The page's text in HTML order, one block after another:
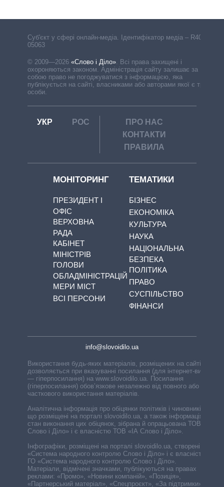
Cуб'єкт у сфері онлайн-медіа. Ідентифікатор медіа – R40-
05063
© 2009—2026 «Слово і Діло». Всі права захищені і
охороняються законом. Адміністрація сайту залишає за
собою право не погоджуватися з інформацією, яка
публікується на сайті, власниками або авторами якої є треті
особи.
УКР РОС
ПРО НАС
КОНТАКТИ
ПРАВИЛА
МОНІТОРИНГ
ПРЕЗИДЕНТ І
ОФІС
ВЕРХОВНА
РАДА
КАБІНЕТ
МІНІСТРІВ
ГОЛОВИ
ОБЛАДМІНІСТРАЦІЙ
МЕРИ МІСТ
ВСІ ПЕРСОНИ
ТЕМАТИКИ
БІЗНЕС
ЕКОНОМІКА
КУЛЬТУРА
НАУКА
НАЦІОНАЛЬНА
БЕЗПЕКА
ПОЛІТИКА
ПРАВО
СУСПІЛЬСТВО
ФІНАНСИ
info@slovoidilo.ua
Використання будь-яких матеріалів, розміщених на сайті,
дозволяється при вказуванні посилання (для інтернет-видань
— гіперпосилання) на www.slovoidilo.ua. Посилання
(гіперпосилання) обов’язкове незалежно від повного або
часткового використання матеріалів.
Аналітична інформація про обіцянки політиків і чиновників,
що розміщені на порталі slovoidilo.ua, а також інформація про
стан виконання цих обіцянок, зібрана й опрацьована ТОВ «ІА
Слово і Діло» і є власністю ТОВ «ІА Слово і Діло».
Інфографіки, розміщені на порталі slovoidilo.ua, створені ГО
«Система народного контролю Слово і Діло» і є власністю
ГО «Система народного контролю Слово і Діло».
Матеріали, відмічені значками, публікуються на правах
реклами: «Промо», «Новини компаній», «Позиція»,
«Партнерський матеріал», «Спецпроєкт», «За підтримки».